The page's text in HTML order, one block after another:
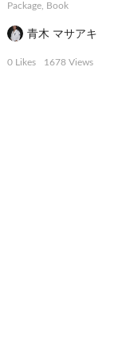
Package, Book
青木 マサアキ
0 Likes 1678 Views